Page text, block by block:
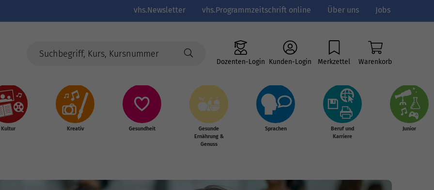
vhs.Newsletter vhs.Programmzeitschrift online Über uns Jobs
Dozenten-Login Kunden-Login Merkzettel Warenkorb
Kultur Kreativ Gesundheit
Gesunde
Ernährung &
Genuss
Sprachen
Beruf und
Karriere
Junior